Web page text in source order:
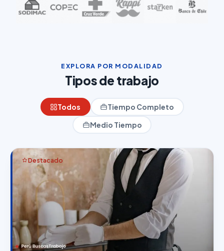
EXPLORA POR MODALIDAD
Tipos de trabajo
Todos
Tiempo Completo
Medio Tiempo
Destacado